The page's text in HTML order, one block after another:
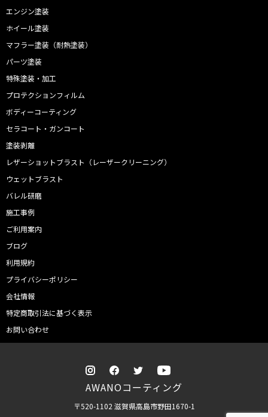
エンジン塗装
ホイール塗装
マフラー塗装（耐熱塗装）
パーツ塗装
特殊塗装・加工
プロテクションフィルム
ボディーコーティング
セラコート・ガンコート
塗装剥離
レザーショットブラスト（レーザークリーニング）
ウェットブラスト
バレル研磨
施工事例
ご利用案内
ブログ
利用規約
プライバシーポリシー
会社情報
特定商取引法に基づく表示
お問い合わせ
AWANOコーティング
〒520-1102 滋賀県高島市野田1670-1